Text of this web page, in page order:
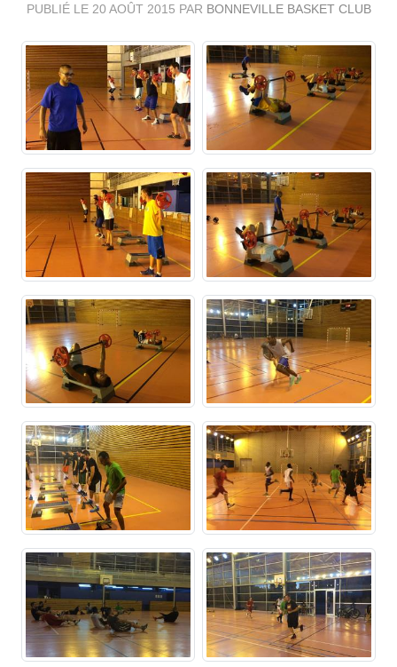
PUBLIÉ LE 20 AOÛT 2015 PAR BONNEVILLE BASKET CLUB